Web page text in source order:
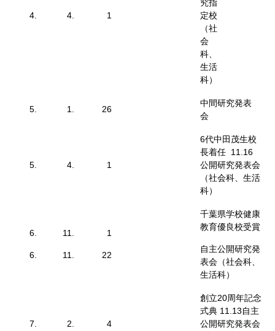
4. 4. 1
究指
定校
（社
会
科、
生活
科）
5. 1. 26
中間研究発表
会
5. 4. 1
6代中田茂生校
長着任 11.16
公開研究発表会
（社会科、生活
科）
6.
6.
11.
11.
1
22
千葉県学校健康
教育優良校受賞
自主公開研究発
表会（社会科、
生活科）
7. 2. 4
創立20周年記念
式典 11.13自主
公開研究発表会